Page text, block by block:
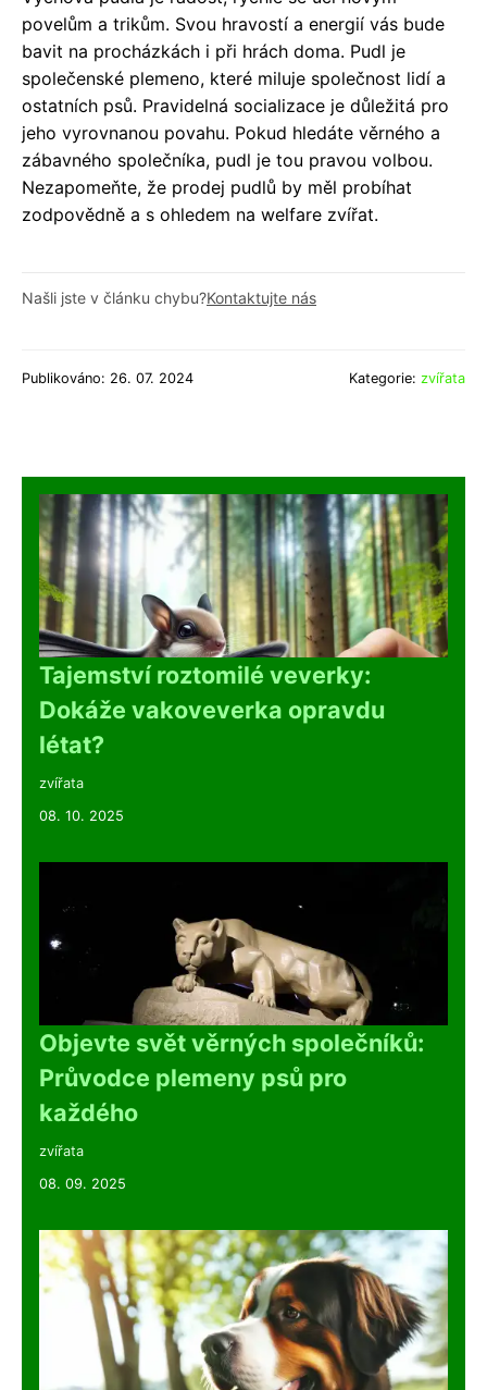
povelům a trikům. Svou hravostí a energií vás bude
bavit na procházkách i při hrách doma. Pudl je
společenské plemeno, které miluje společnost lidí a
ostatních psů. Pravidelná socializace je důležitá pro
jeho vyrovnanou povahu. Pokud hledáte věrného a
zábavného společníka, pudl je tou pravou volbou.
Nezapomeňte, že prodej pudlů by měl probíhat
zodpovědně a s ohledem na welfare zvířat.
Našli jste v článku chybu?Kontaktujte nás
Publikováno: 26. 07. 2024 Kategorie: zvířata
Tajemství roztomilé veverky:
Dokáže vakoveverka opravdu
létat?
zvířata
08. 10. 2025
Objevte svět věrných společníků:
Průvodce plemeny psů pro
každého
zvířata
08. 09. 2025